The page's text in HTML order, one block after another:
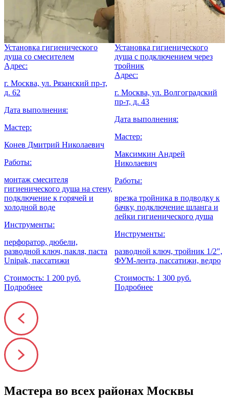
Установка гигиенического
душа со смесителем
Адрес:
г. Москва, ул. Рязанский пр-т,
д. 62
Дата выполнения:
Мастер:
Конев Дмитрий Николаевич
Работы:
монтаж смесителя
гигиенического душа на стену,
подключение к горячей и
холодной воде
Инструменты:
перфоратор, дюбели,
разводной ключ, пакля, паста
Unipak, пассатижи
Стоимость: 1 200 руб.
Подробнее
Установка гигиенического
душа с подключением через
тройник
Адрес:
г. Москва, ул. Волгоградский
пр-т, д. 43
Дата выполнения:
Мастер:
Максимкин Андрей
Николаевич
Работы:
врезка тройника в подводку к
бачку, подключение шланга и
лейки гигиенического душа
Инструменты:
разводной ключ, тройник 1/2",
ФУМ-лента, пассатижи, ведро
Стоимость: 1 300 руб.
Подробнее
Мастера во всех районах Москвы